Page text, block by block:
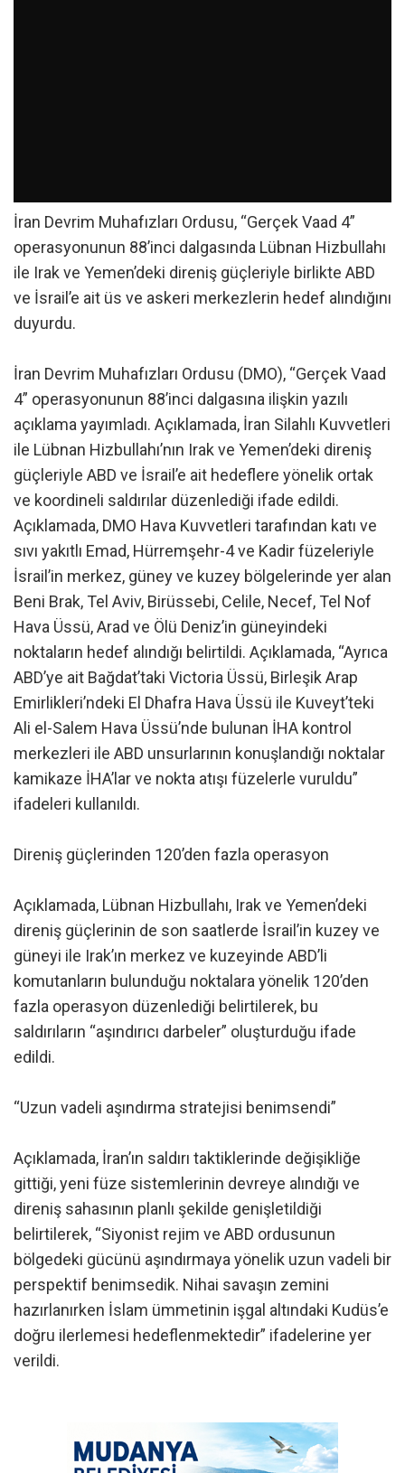
İran Devrim Muhafızları Ordusu, “Gerçek Vaad 4”
operasyonunun 88’inci dalgasında Lübnan Hizbullahı
ile Irak ve Yemen’deki direniş güçleriyle birlikte ABD
ve İsrail’e ait üs ve askeri merkezlerin hedef alındığını
duyurdu.
İran Devrim Muhafızları Ordusu (DMO), “Gerçek Vaad
4” operasyonunun 88’inci dalgasına ilişkin yazılı
açıklama yayımladı. Açıklamada, İran Silahlı Kuvvetleri
ile Lübnan Hizbullahı’nın Irak ve Yemen’deki direniş
güçleriyle ABD ve İsrail’e ait hedeflere yönelik ortak
ve koordineli saldırılar düzenlediği ifade edildi.
Açıklamada, DMO Hava Kuvvetleri tarafından katı ve
sıvı yakıtlı Emad, Hürremşehr-4 ve Kadir füzeleriyle
İsrail’in merkez, güney ve kuzey bölgelerinde yer alan
Beni Brak, Tel Aviv, Birüssebi, Celile, Necef, Tel Nof
Hava Üssü, Arad ve Ölü Deniz’in güneyindeki
noktaların hedef alındığı belirtildi. Açıklamada, “Ayrıca
ABD’ye ait Bağdat’taki Victoria Üssü, Birleşik Arap
Emirlikleri’ndeki El Dhafra Hava Üssü ile Kuveyt’teki
Ali el-Salem Hava Üssü’nde bulunan İHA kontrol
merkezleri ile ABD unsurlarının konuşlandığı noktalar
kamikaze İHA’lar ve nokta atışı füzelerle vuruldu”
ifadeleri kullanıldı.
Direniş güçlerinden 120’den fazla operasyon
Açıklamada, Lübnan Hizbullahı, Irak ve Yemen’deki
direniş güçlerinin de son saatlerde İsrail’in kuzey ve
güneyi ile Irak’ın merkez ve kuzeyinde ABD’li
komutanların bulunduğu noktalara yönelik 120’den
fazla operasyon düzenlediği belirtilerek, bu
saldırıların “aşındırıcı darbeler” oluşturduğu ifade
edildi.
“Uzun vadeli aşındırma stratejisi benimsendi”
Açıklamada, İran’ın saldırı taktiklerinde değişikliğe
gittiği, yeni füze sistemlerinin devreye alındığı ve
direniş sahasının planlı şekilde genişletildiği
belirtilerek, “Siyonist rejim ve ABD ordusunun
bölgedeki gücünü aşındırmaya yönelik uzun vadeli bir
perspektif benimsedik. Nihai savaşın zemini
hazırlanırken İslam ümmetinin işgal altındaki Kudüs’e
doğru ilerlemesi hedeflenmektedir” ifadelerine yer
verildi.